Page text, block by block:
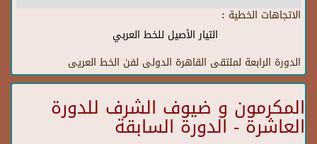
الاتجاهات الخطية :
التيار الأصيل للخط العربي
الدورة الرابعة لملتقى القاهرة الدولى لفن الخط العريى
المكرمون و ضيوف الشرف للدورة
العاشرة - الدورة السابقة